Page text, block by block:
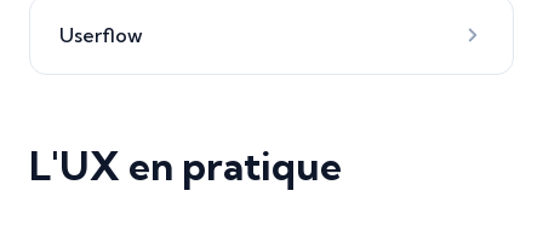
Userflow
L'UX en pratique